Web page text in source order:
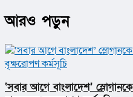
আরও পড়ুন
‘সবার আগে বাংলাদেশ’